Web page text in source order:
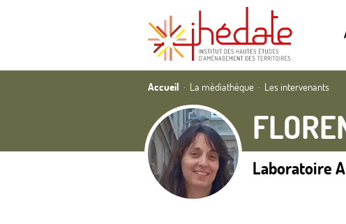
Accueil La médiathèque Les intervenants
Laboratoire